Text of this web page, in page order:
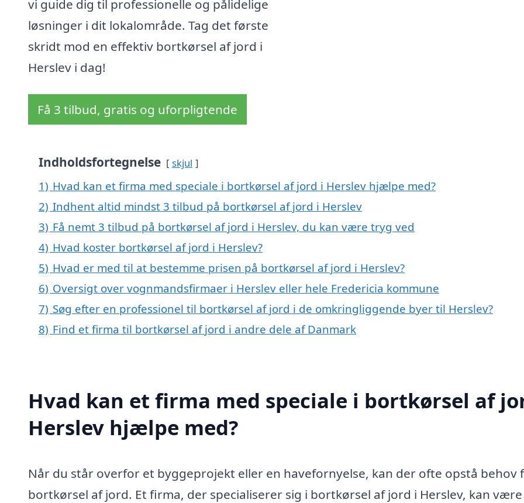
vi guide dig til professionelle og pålidelige
løsninger i dit lokalområde. Tag det første
skridt mod en effektiv bortkørsel af jord i
Herslev i dag!
Få 3 tilbud, gratis og uforpligtende
Indholdsfortegnelse skjul
1) Hvad kan et firma med speciale i bortkørsel af jord i Herslev hjælpe med?
2) Indhent altid mindst 3 tilbud på bortkørsel af jord i Herslev
3) Få nemt 3 tilbud på bortkørsel af jord i Herslev, du kan være tryg ved
4) Hvad koster bortkørsel af jord i Herslev?
5) Hvad er med til at bestemme prisen på bortkørsel af jord i Herslev?
6) Oversigt over vognmandsfirmaer i Herslev eller hele Fredericia kommune
7) Søg efter en professionel til bortkørsel af jord i de omkringliggende byer til Herslev?
8) Find et firma til bortkørsel af jord i andre dele af Danmark
Hvad kan et firma med speciale i bortkørsel af
Herslev hjælpe med?
Når du står overfor et byggeprojekt eller en havefornyelse, kan der ofte opstå behov
bortkørsel af jord. Et firma, der specialiserer sig i bortkørsel af jord i Herslev, kan